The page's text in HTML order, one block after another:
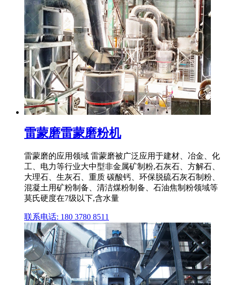
雷蒙磨雷蒙磨粉机
雷蒙磨的应用领域 雷蒙磨被广泛应用于建材、冶金、化
工、电力等行业大中型非金属矿制粉,石灰石、方解石、
大理石、生灰石、重质 碳酸钙、环保脱硫石灰石制粉、
混凝土用矿粉制备、清洁煤粉制备、石油焦制粉领域等
莫氏硬度在7级以下,含水量
联系电话: 180 3780 8511